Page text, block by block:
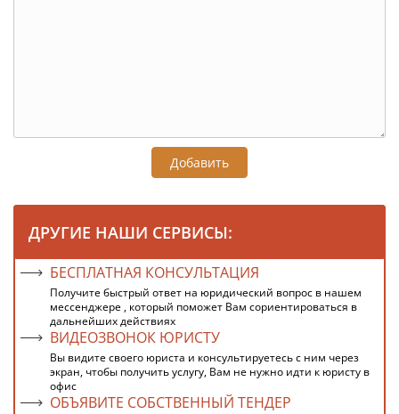
Добавить
ДРУГИЕ НАШИ СЕРВИСЫ:
БЕСПЛАТНАЯ КОНСУЛЬТАЦИЯ
Получите быстрый ответ на юридический вопрос в нашем
мессенджере , который поможет Вам сориентироваться в
дальнейших действиях
ВИДЕОЗВОНОК ЮРИСТУ
Вы видите своего юриста и консультируетесь с ним через
экран, чтобы получить услугу, Вам не нужно идти к юристу в
офис
ОБЪЯВИТЕ СОБСТВЕННЫЙ ТЕНДЕР